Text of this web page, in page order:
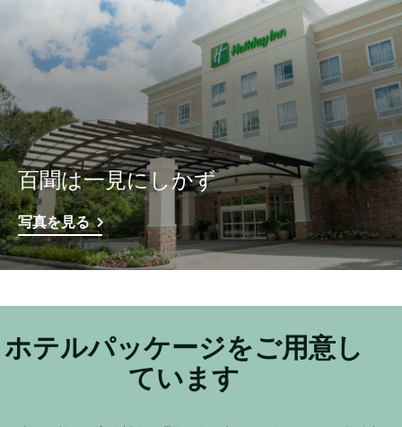
百聞は一見にしかず
写真を見る
ホテルパッケージをご用意し
ています